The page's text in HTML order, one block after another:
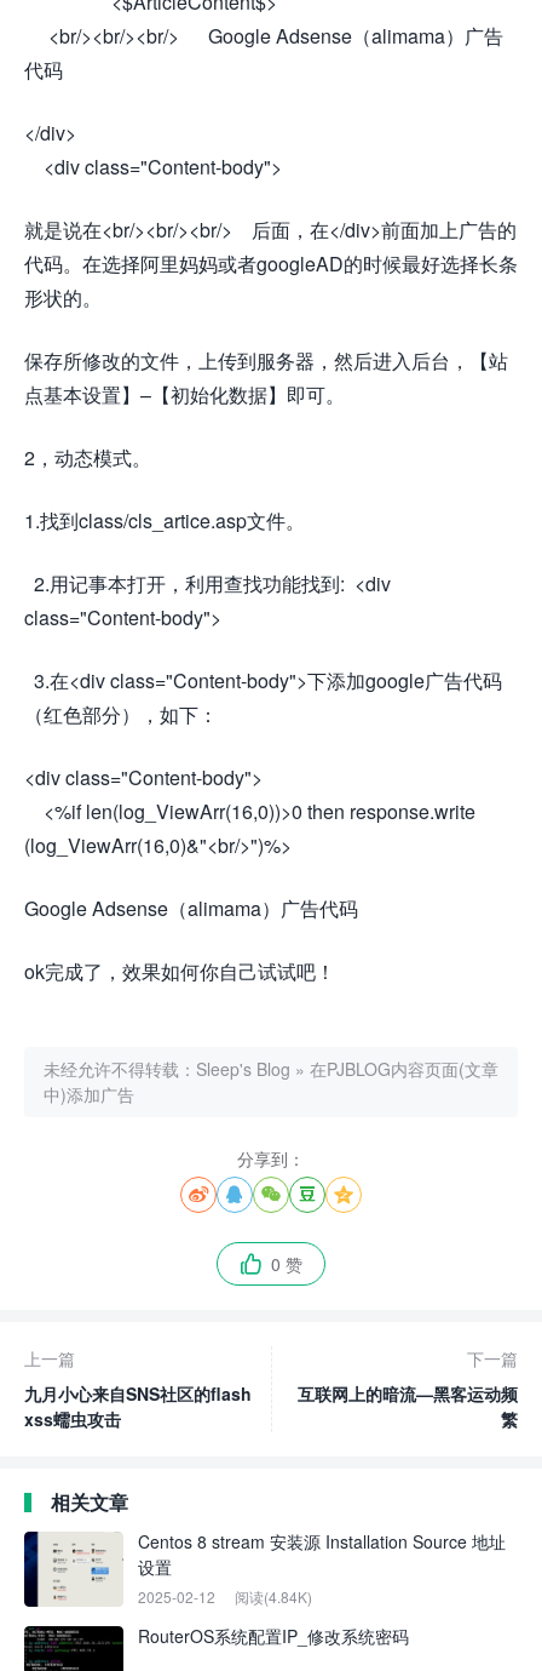
<br/><br/><br/> Google Adsense（alimama）广告
代码
</div>
<div class="Content-body">
就是说在<br/><br/><br/> 后面，在</div>前面加上广告的
代码。在选择阿里妈妈或者googleAD的时候最好选择长条
形状的。
保存所修改的文件，上传到服务器，然后进入后台，【站
点基本设置】–【初始化数据】即可。
2，动态模式。
1.找到class/cls_artice.asp文件。
2.用记事本打开，利用查找功能找到: <div
class="Content-body">
3.在<div class="Content-body">下添加google广告代码
（红色部分），如下：
<div class="Content-body">
<%if len(log_ViewArr(16,0))>0 then response.write
(log_ViewArr(16,0)&"<br/>")%>
Google Adsense（alimama）广告代码
ok完成了，效果如何你自己试试吧！
未经允许不得转载： Sleep's Blog » 在PJBLOG内容页面(文章
中)添加广告
分享到：
    
 0 赞
上一篇
九月小心来自SNS社区的flash
xss蠕虫攻击
下一篇
互联网上的暗流—黑客运动频
繁
相关文章
Centos 8 stream 安装源 Installation Source 地址
设置
2025-02-12 阅读(4.84K)
RouterOS系统配置IP_修改系统密码